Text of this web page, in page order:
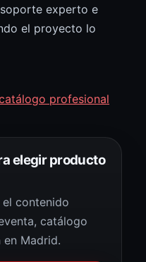
experto e
el proyecto lo
profesional
elegir producto
contenido
catálogo
Madrid.